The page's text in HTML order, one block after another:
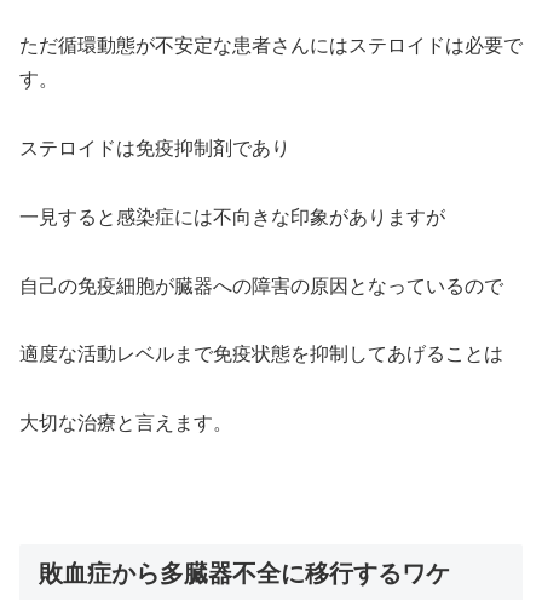
ただ循環動態が不安定な患者さんにはステロイドは必要で
す。
ステロイドは免疫抑制剤であり
一見すると感染症には不向きな印象がありますが
自己の免疫細胞が臓器への障害の原因となっているので
適度な活動レベルまで免疫状態を抑制してあげることは
大切な治療と言えます。
敗血症から多臓器不全に移行するワケ